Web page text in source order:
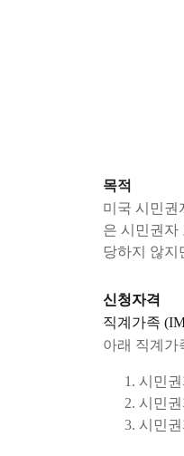
목적
미국 시민권
은 시민권자
당하지 않지
신청자격
직계가족
아래 직계가
시민
시민
시민